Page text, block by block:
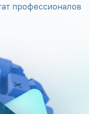
профессионалов